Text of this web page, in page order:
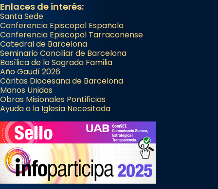
Enlaces de interés:
Santa Sede
Conferencia Episcopal Española
Conferencia Episcopal Tarraconense
Catedral de Barcelona
Seminario Conciliar de Barcelona
Basílica de la Sagrada Familia
Año Gaudí 2026
Cáritas Diocesana de Barcelona
Manos Unidas
Obras Misionales Pontificias
Ayuda a la Iglesia Necesitada